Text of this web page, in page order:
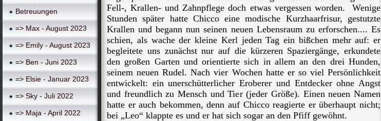
Betreuungen
=> Max - August 2023
=> Emily - August 2023
=> Ben - Juni 2023
=> Elsie - Januar 2023
=> Sky - Juli 2022
=> Maja - April 2022
Fell-, Krallen- und Zahnpflege doch etwas vergessen worden. Wenige
Stunden später hatte Chicco eine modische Kurzhaarfrisur, gestutzte
Krallen und begann nun seinen neuen Lebensraum zu erforschen.... Es
schien, als wache der kleine Kerl jeden Tag ein bißchen mehr auf: er
begleitete uns zunächst nur auf die kürzeren Spaziergänge, erkundete
den großen Garten und orientierte sich in allem an den drei Hunden,
seinem neuen Rudel. Nach vier Wochen hatte er so viel Persönlichkeit
entwickelt: ein unerschütterlicher Eroberer und Entdecker ohne Angst
und freundlich zu Mensch und Tier (jeder Größe). Einen neuen Namen
hatte er auch bekommen, denn auf Chicco reagierte er überhaupt nicht;
bei „Leo“ klappte es und er hat sich sogar an den Pfiff gewöhnt.